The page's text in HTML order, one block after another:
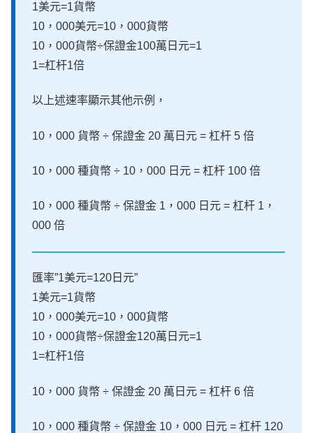
1美元=1貨幣
10，000美元=10，000貨幣
10，000貨幣÷保證金100萬日元=1
1=杠杆1倍
以上述速率顯示其他示例，
10，000 貨幣 ÷ 保證金 20 萬日元 = 杠杆 5 倍
10，000 種貨幣 ÷ 10，000 日元 = 杠杆 100 倍
10，000 種貨幣 ÷ 保證金 1，000 日元 = 杠杆 1，
000 倍
匯率”1美元=120日元”
1美元=1貨幣
10，000美元=10，000貨幣
10，000貨幣÷保證金120萬日元=1
1=杠杆1倍
10，000 貨幣 ÷ 保證金 20 萬日元 = 杠杆 6 倍
10，000 種貨幣 ÷ 保證金 10，000 日元 = 杠杆 120